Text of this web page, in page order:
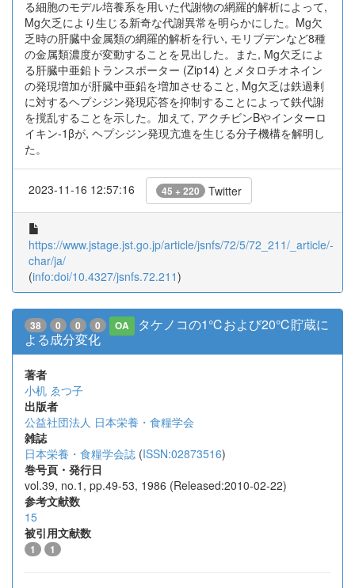
る細胞のモデル培養系を用いた代謝物の網羅的解析によって,
Mg欠乏により生じる新奇な代謝異常を明らかにした。Mg欠
乏時の肝臓中金属類の網羅的解析を行い, モリブデンなど8種
の金属類濃度が変動することを見出した。また, Mg欠乏によ
る肝臓中亜鉛トランスポーター (Zip14) とメタロチオネイン
の発現増加が肝臓中亜鉛を増加させること, Mg欠乏は鉄過剰
に対するヘプシジン発現応答を抑制することによって鉄代謝
を撹乱することを示した。加えて, アクチビンBやインターロ
イキン-1βが, ヘプシジン発現亢進を生じる分子機構を解明し
た。
2023-11-16 12:57:16 45 + 220 Twitter
https://www.jstage.jst.go.jp/article/jsnfs/72/5/72_211/_article/-
char/ja/
(info:doi/10.4327/jsnfs.72.211)
38 0 0 0 OA
タケノコの1℃および20℃貯蔵に
よる成分変化
著者
小机 ゑつ子
出版者
公益社団法人 日本栄養・食糧学会
雑誌
日本栄養・食糧学会誌 (ISSN:02873516)
巻号頁・発行日
vol.39, no.1, pp.49-53, 1986 (Released:2010-02-22)
参考文献数
15
被引用文献数
1 1